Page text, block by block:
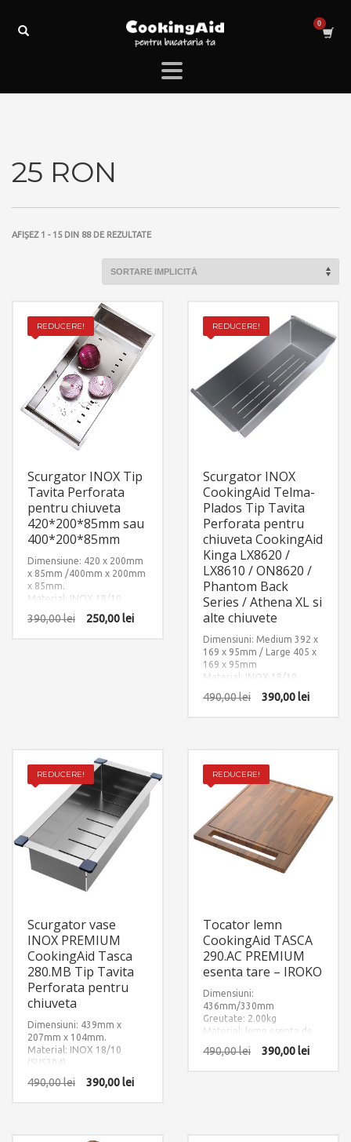
25 RON
AFIȘEZ 1 - 15 DIN 88 DE REZULTATE
REDUCERE!
Scurgator INOX Tip
Tavita Perforata
pentru chiuveta
420*200*85mm sau
400*200*85mm
Dimensiune: 420 x 200mm
x 85mm /400mm x 200mm
x 85mm.
Material: INOX 18/10
(SUS304)
390,00lei 250,00lei
REDUCERE!
Scurgator INOX
CookingAid Telma-
Plados Tip Tavita
Perforata pentru
chiuveta CookingAid
Kinga LX8620 /
LX8610 / ON8620 /
Phantom Back
Series / Athena XL si
alte chiuvete
Dimensiuni: Medium 392 x
169 x 95mm / Large 405 x
169 x 95mm
Material: INOX 18/10
(SUS304)
490,00lei 390,00lei
REDUCERE!
Scurgator vase
INOX PREMIUM
CookingAid Tasca
280.MB Tip Tavita
Perforata pentru
chiuveta
Dimensiuni: 439mm x
207mm x 104mm.
Material: INOX 18/10
(SUS304)
490,00lei 390,00lei
REDUCERE!
Tocator lemn
CookingAid TASCA
290.AC PREMIUM
esenta tare – IROKO
Dimensiuni:
436mm/330mm
Greutate: 2.00kg
Material: lemn esenta de
490,00lei 390,00lei